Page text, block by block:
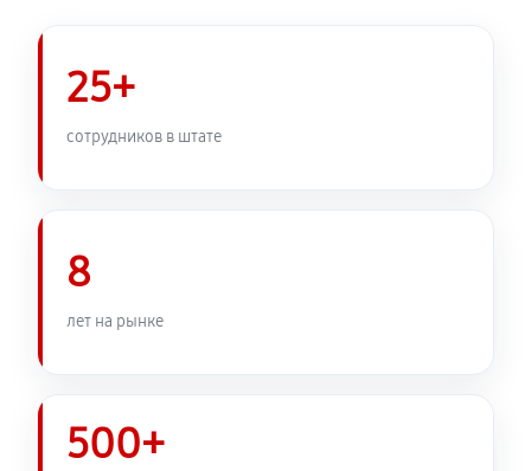
Замена дисплея (экрана)
2640 руб
Замена устройства стабилизации
3420 руб
25+
сотрудников в штате
8
лет на рынке
500+